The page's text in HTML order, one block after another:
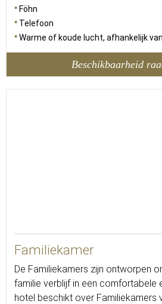
Föhn
Telefoon
Warme of koude lucht, afhankelijk
Beschikbaarheid
Familiekamer
De Familiekamers zijn ontworpen
familie verblijf in een comfortabele
hotel beschikt over Familiekamers